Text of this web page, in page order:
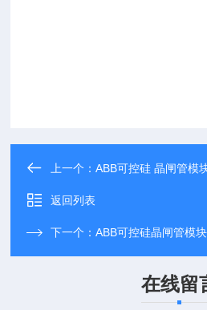
上一个：ABB可控硅 晶闸管模
返回列表
下一个：ABB可控硅晶闸管模
在线留